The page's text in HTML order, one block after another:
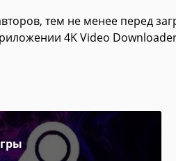
тем не менее перед
4K Video